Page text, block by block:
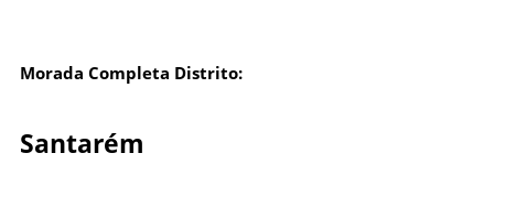
Morada Completa Distrito:
Santarém